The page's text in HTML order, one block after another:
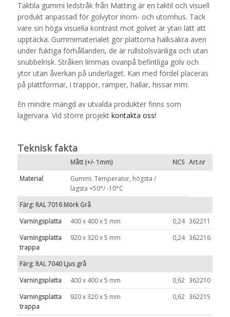
Taktila gummi ledstråk från Matting är en taktil och visuell
produkt anpassad för golvytor inom- och utomhus. Tack
vare sin höga visuella kontrast mot golvet är ytan lätt att
upptäcka. Gummimaterialet gör plattorna halksäkra även
under fuktiga förhållanden, de är rullstolsvänliga och utan
snubbelrisk. Stråken limmas ovanpå befintliga golv och
ytor utan åverkan på underlaget. Kan med fördel placeras
på plattformar, i trappor, ramper, hallar, hissar mm.
En mindre mängd av utvalda produkter finns som
lagervara. Vid större projekt kontakta oss!
Teknisk fakta
Mått (+/- 1mm) NCS Art.nr
Material
Gummi. Temperatur, högsta /
lägsta +50°/ -10°C
Färg: RAL 7016 Mörk Grå
Varningsplatta
400 x 400 x 5 mm 0,24 362211
Varningsplatta
trappa
920 x 320 x 5 mm 0,24 362216
Färg: RAL 7040 Ljus grå
Varningsplatta
400 x 400 x 5 mm 0,62 362210
Varningsplatta
trappa
920 x 320 x 5 mm 0,62 362215